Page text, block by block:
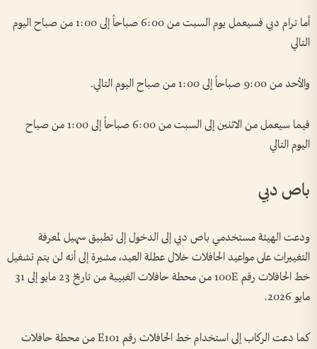
أما ترام دبي فسيعمل يوم السبت من 6:00 صباحاً إلى 1:00 من صباح اليوم
التالي
والأحد من 9:00 صباحاً إلى 1:00 من صباح اليوم التالي.
فيما سيعمل من الاثنين إلى السبت من 6:00 صباحاً إلى 1:00 من صباح
اليوم التالي
باص دبي
ودعت الهيئة مستخدمي باص دبي إلى الدخول إلى تطبيق سهيل لمعرفة
التغييرات على مواعيد الحافلات خلال عطلة العيد، مشيرة إلى أنه لن يتم تشغيل
خط الحافلات رقم 100E من محطة حافلات الغبيبة من تاريخ 23 مايو إلى 31
مايو 2026.
كما دعت الركاب إلى استخدام خط الحافلات رقم E101 من محطة حافلات